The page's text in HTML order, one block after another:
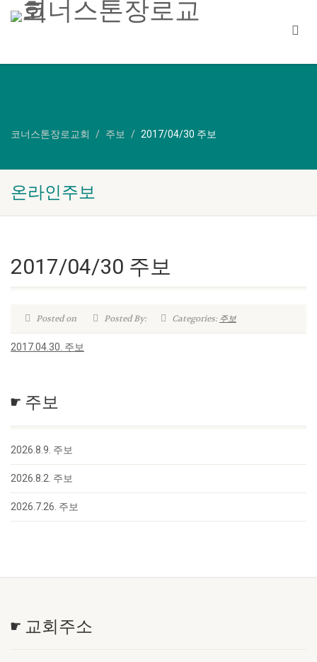
코너스톤장로교회 주보 2017/04/30 주보
온라인주보
2017/04/30 주보
Posted on Posted By: Categories:주보
2017.04.30. 주보
☛ 주보
2026.8.9. 주보
2026.8.2. 주보
2026.7.26. 주보
☛ 교회주소